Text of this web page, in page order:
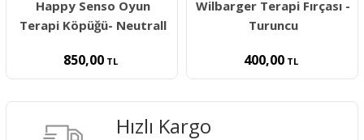
Happy Senso Oyun
Terapi Köpüğü- Neutrall
850,00 TL
Wilbarger Terapi Fırçası -
Turuncu
400,00 TL
Hızlı Kargo